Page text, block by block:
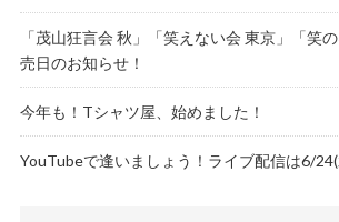
「茂山狂言会 秋」「笑えない会 東京」「笑
売日のお知らせ！
今年も！Tシャツ屋、始めました！
YouTubeで逢いましょう！ライブ配信は6/24(